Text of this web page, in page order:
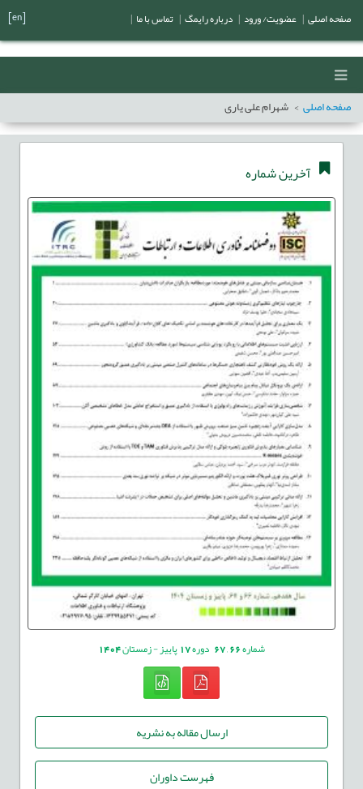
صفحه اصلی شهرام علی یاری
آخرین شماره
شماره66
,
67 دوره17پاییز - زمستان1404
ارسال مقاله به نشریه
فهرست داوران
صفحه اصلی عضویت/ ورود درباره رایمگ تماس با ما